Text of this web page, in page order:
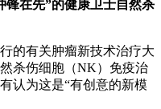
在先”的健康卫士自然杀
有关肿瘤新技术治疗大
杀伤细胞（NK）免疫治
认为这是“有创意的新模